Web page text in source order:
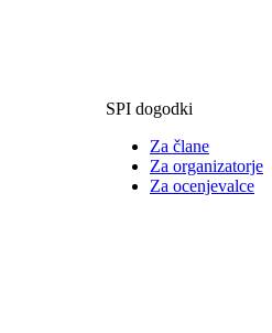
SPI dogodki
Za člane
Za organizatorje
Za ocenjevalce